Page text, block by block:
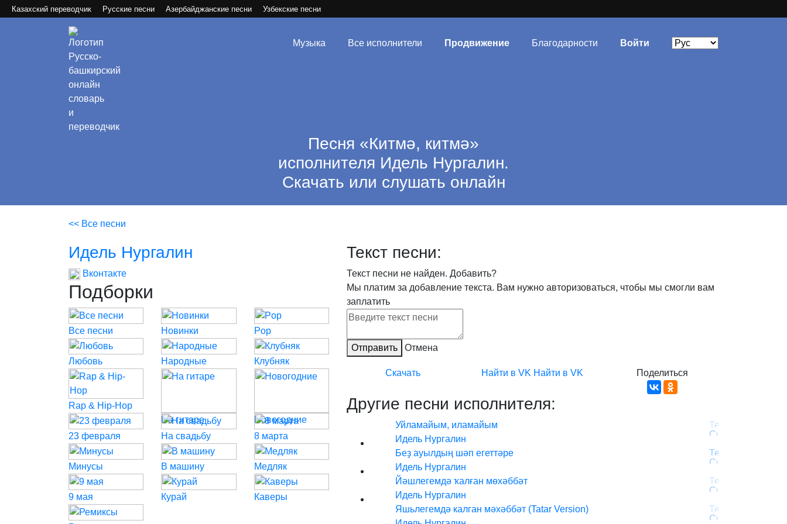
Казахский переводчик Русские песни Азербайджанские песни Узбекские песни
Музыка Все исполнители Продвижение Благодарности Войти
Песня «Китмә, китмә»
исполнителя Идель Нургалин.
Скачать или слушать онлайн
<< Все песни
Текст песни:
Текст песни не найден. Добавить?
Мы платим за добавление текста. Вам нужно авторизоваться, чтобы мы смогли вам
заплатить
Отправить Отмена
Скачать Найти в VK Найти в VK Поделиться
Другие песни исполнителя:
Уйламайым, иламайым
Идель Нургалин
Беҙ ауылдың шәп егеттәре
Идель Нургалин
Йәшлегемдә ҡалған мөхәббәт
Идель Нургалин
Яшьлегемдә калган мәхәббәт (Tatar Version)
Идель Нургалин
Вконтакте
Подборки
Все песни Новинки Pop
Любовь Народные Клубняк
Rap & Hip-Hop
На гитаре
Новогодние
23 февраля
На свадьбу 8 марта
Минусы В машину Медляк
9 мая Курай Каверы